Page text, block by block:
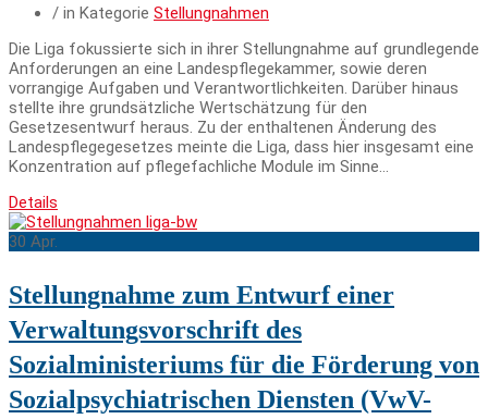
/ in Kategorie Stellungnahmen
Die Liga fokussierte sich in ihrer Stellungnahme auf grundlegende
Anforderungen an eine Landespflegekammer, sowie deren
vorrangige Aufgaben und Verantwortlichkeiten. Darüber hinaus
stellte ihre grundsätzliche Wertschätzung für den
Gesetzesentwurf heraus. Zu der enthaltenen Änderung des
Landespflegegesetzes meinte die Liga, dass hier insgesamt eine
Konzentration auf pflegefachliche Module im Sinne…
Details
30 Apr.
Stellungnahme zum Entwurf einer
Verwaltungsvorschrift des
Sozialministeriums für die Förderung von
Sozialpsychiatrischen Diensten (VwV-